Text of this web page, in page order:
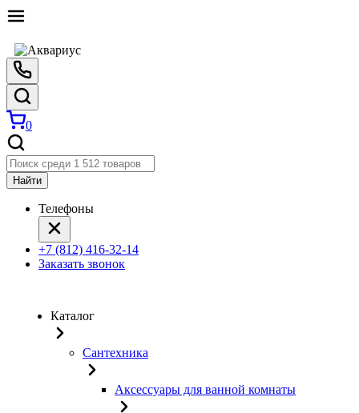
0
Найти
Телефоны
+7 (812) 416-32-14
Заказать звонок
Каталог
Сантехника
Аксессуары для ванной комнаты